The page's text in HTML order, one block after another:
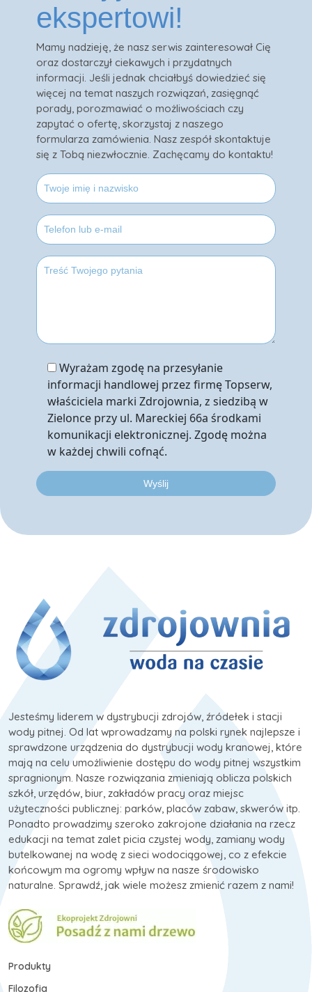
ekspertowi!
Mamy nadzieję, że nasz serwis zainteresował Cię
oraz dostarczył ciekawych i przydatnych
informacji. Jeśli jednak chciałbyś dowiedzieć się
więcej na temat naszych rozwiązań, zasięgnąć
porady, porozmawiać o możliwościach czy
zapytać o ofertę, skorzystaj z naszego
formularza zamówienia. Nasz zespół skontaktuje
się z Tobą niezwłocznie. Zachęcamy do kontaktu!
Wyrażam zgodę na przesyłanie
informacji handlowej przez firmę Topserw,
właściciela marki Zdrojownia, z siedzibą w
Zielonce przy ul. Mareckiej 66a środkami
komunikacji elektronicznej. Zgodę można
w każdej chwili cofnąć.
Jesteśmy liderem w dystrybucji zdrojów, źródełek i stacji
wody pitnej. Od lat wprowadzamy na polski rynek najlepsze i
sprawdzone urządzenia do dystrybucji wody kranowej, które
mają na celu umożliwienie dostępu do wody pitnej wszystkim
spragnionym. Nasze rozwiązania zmieniają oblicza polskich
szkół, urzędów, biur, zakładów pracy oraz miejsc
użyteczności publicznej: parków, placów zabaw, skwerów itp.
Ponadto prowadzimy szeroko zakrojone działania na rzecz
edukacji na temat zalet picia czystej wody, zamiany wody
butelkowanej na wodę z sieci wodociągowej, co z efekcie
końcowym ma ogromy wpływ na nasze środowisko
naturalne. Sprawdź, jak wiele możesz zmienić razem z nami!
Produkty
Filozofia